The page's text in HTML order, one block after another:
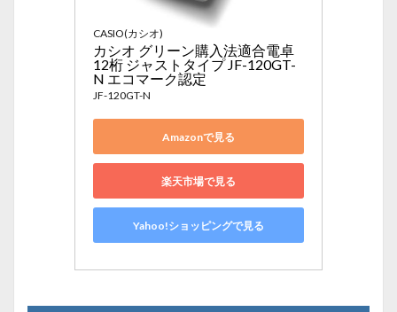
CASIO(カシオ)
カシオ グリーン購入法適合電卓
12桁 ジャストタイプ JF-120GT-
N エコマーク認定
JF-120GT-N
Amazonで見る
楽天市場で見る
Yahoo!ショッピングで見る